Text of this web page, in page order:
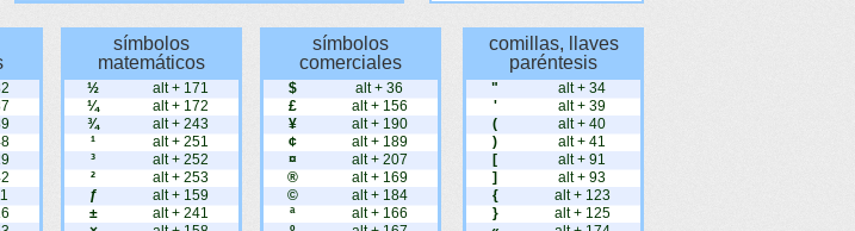
símbolos
matemáticos
½
alt + 171
¼
alt + 172
¾
alt + 243
¹
alt + 251
³
alt + 252
²
alt + 253
ƒ
alt + 159
±
alt + 241
símbolos
comerciales
$
alt + 36
£
alt + 156
¥
alt + 190
¢
alt + 189
¤
alt + 207
®
alt + 169
©
alt + 184
ª
alt + 166
comillas, llaves
paréntesis
"
alt + 34
'
alt + 39
(
alt + 40
)
alt + 41
[
alt + 91
]
alt + 93
{
alt + 123
}
alt + 125